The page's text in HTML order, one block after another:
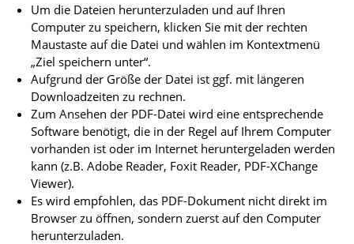
Um die Dateien herunterzuladen und auf Ihren
Computer zu speichern, klicken Sie mit der rechten
Maustaste auf die Datei und wählen im Kontextmenü
„Ziel speichern unter“.
Aufgrund der Größe der Datei ist ggf. mit längeren
Downloadzeiten zu rechnen.
Zum Ansehen der PDF-Datei wird eine entsprechende
Software benötigt, die in der Regel auf Ihrem Computer
vorhanden ist oder im Internet heruntergeladen werden
kann (z.B. Adobe Reader, Foxit Reader, PDF-XChange
Viewer).
Es wird empfohlen, das PDF-Dokument nicht direkt im
Browser zu öffnen, sondern zuerst auf den Computer
herunterzuladen.